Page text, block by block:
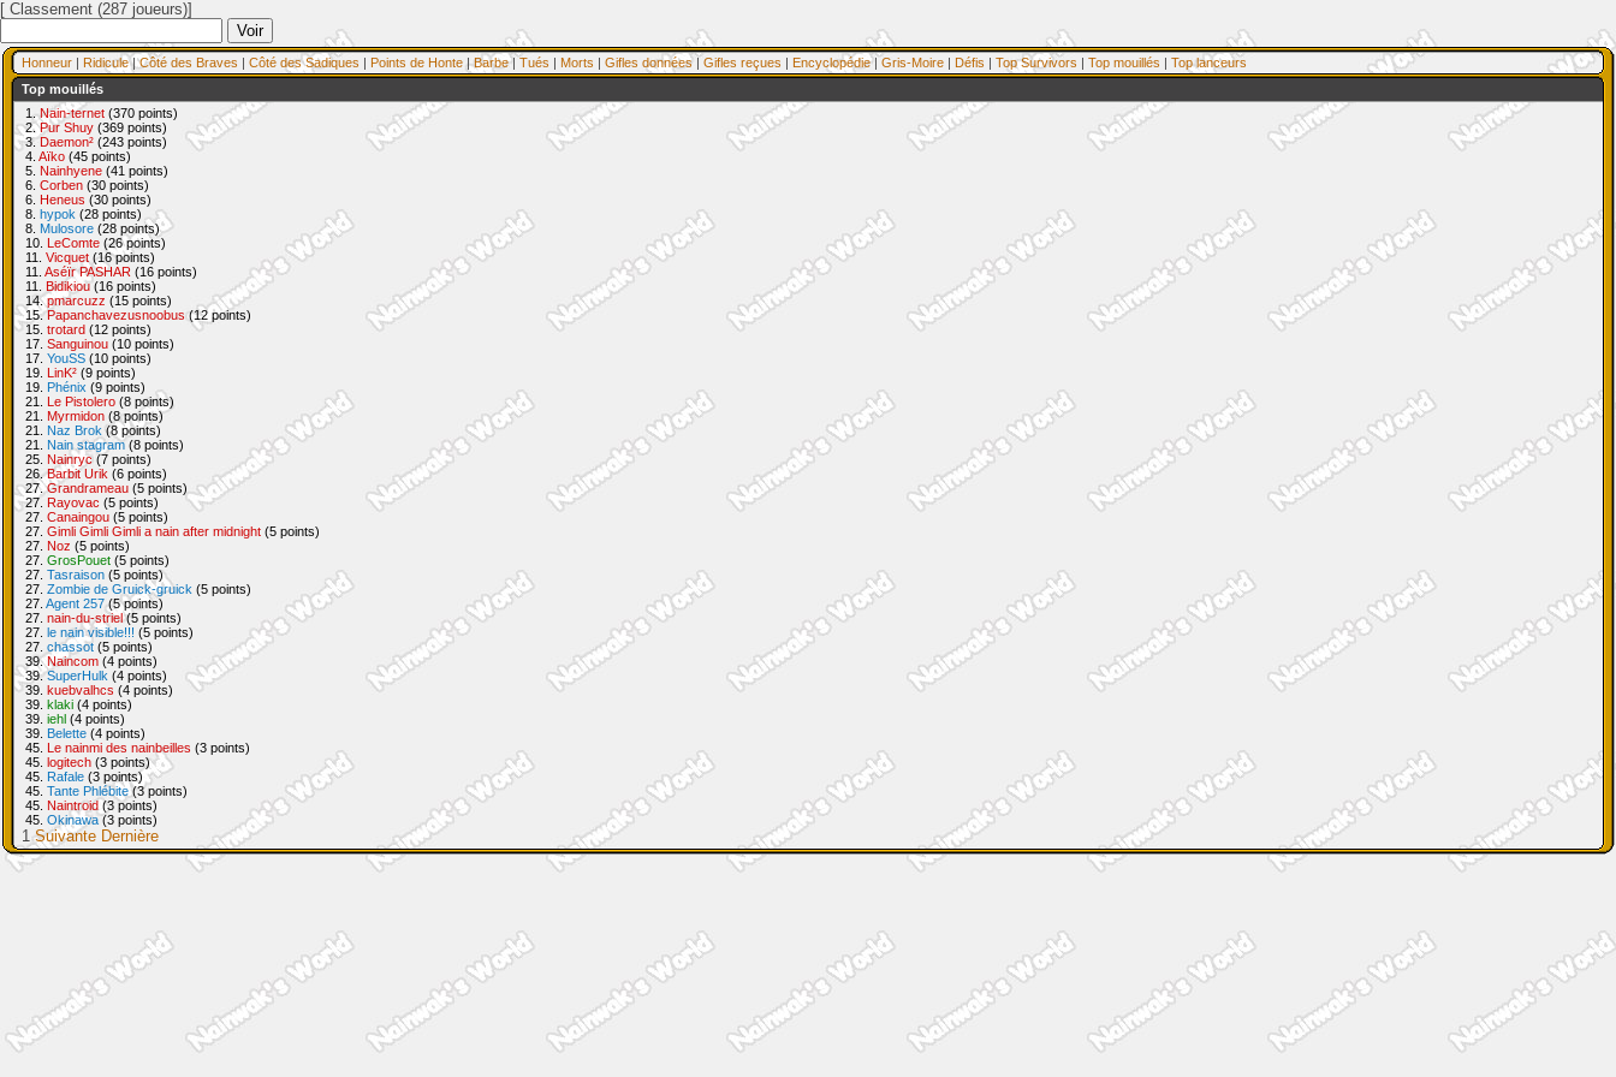
[ Classement (287 joueurs)]
Honneur | Ridicule|Côté des Braves | Côté des Sadiques | Points de Honte |Barbe| Tués | Morts | Gifles données | Gifles reçues | Encyclopédie| Gris-Moire | Défis | Top Survivors | Top mouillés | Top lanceurs
Top mouillés
1. Nain-ternet (370 points)
2.Pur Shuy (369 points)
3. Daemon² (243 points)
4. Aïko (45 points)
5. Nainhyene (41 points)
6. Corben (30 points)
6. Heneus (30 points)
8. hypok (28 points)
8. Mulosore (28 points)
10. LeComte (26 points)
11. Vicquet (16 points)
11. Aséïr PASHAR (16 points)
11. Bidikiou (16 points)
14.pmarcuzz (15 points)
15.Papanchavezusnoobus (12 points)
15. trotard (12 points)
17. Sanguinou (10 points)
17. YouSS (10 points)
19. LinK² (9 points)
19. Phénix (9 points)
21. Le Pistolero (8 points)
21. Myrmidon (8 points)
21. Naz Brok (8 points)
21. Nain stagram (8 points)
25. Nainryc (7 points)
26.Barbit Urik (6 points)
27.Grandrameau (5 points)
27. Rayovac (5 points)
27. Canaingou (5 points)
27. Gimli Gimli Gimli a nain after midnight (5 points)
27. Noz (5 points)
27. GrosPouet (5 points)
27. Tasraison (5 points)
27. Zombie de Gruick-gruick (5 points)
27. Agent 257(5 points)
27. nain-du-striel(5 points)
27. le nain visible!!! (5 points)
27. chassot (5 points)
39.Naincom (4 points)
39.SuperHulk (4 points)
39. kuebvalhcs (4 points)
39. klaki (4 points)
39. iehl (4 points)
39. Belette (4 points)
45. Le nainmi des nainbeilles (3 points)
45. logitech (3 points)
45. Rafale (3 points)
45. Tante Phlébite(3 points)
45. Naintroid (3 points)
45. Okinawa(3 points)
1 Suivante Dernière